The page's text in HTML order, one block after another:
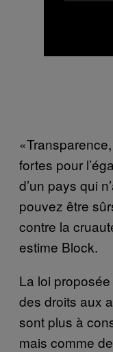
fortes pour
d’un pays qui
pouvez être
contre la
estime Block.
La loi
des droits aux
sont plus à
mais comme